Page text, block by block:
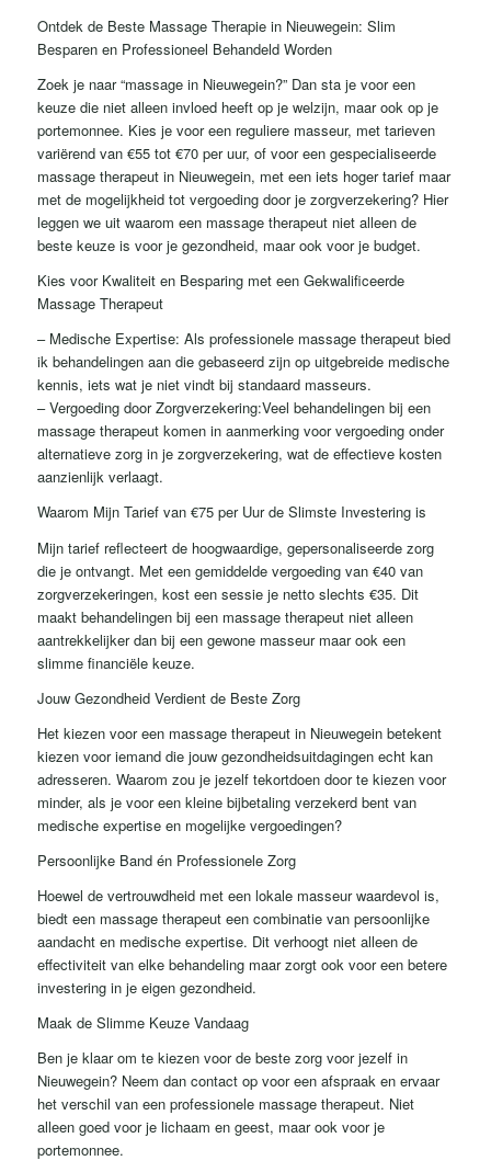
Ontdek de Beste Massage Therapie in Nieuwegein: Slim
Besparen en Professioneel Behandeld Worden
Zoek je naar “massage in Nieuwegein?” Dan sta je voor een
keuze die niet alleen invloed heeft op je welzijn, maar ook op je
portemonnee. Kies je voor een reguliere masseur, met tarieven
variërend van €55 tot €70 per uur, of voor een gespecialiseerde
massage therapeut in Nieuwegein, met een iets hoger tarief maar
met de mogelijkheid tot vergoeding door je zorgverzekering? Hier
leggen we uit waarom een massage therapeut niet alleen de
beste keuze is voor je gezondheid, maar ook voor je budget.
Kies voor Kwaliteit en Besparing met een Gekwalificeerde
Massage Therapeut
– Medische Expertise: Als professionele massage therapeut bied
ik behandelingen aan die gebaseerd zijn op uitgebreide medische
kennis, iets wat je niet vindt bij standaard masseurs.
– Vergoeding door Zorgverzekering:Veel behandelingen bij een
massage therapeut komen in aanmerking voor vergoeding onder
alternatieve zorg in je zorgverzekering, wat de effectieve kosten
aanzienlijk verlaagt.
Waarom Mijn Tarief van €75 per Uur de Slimste Investering is
Mijn tarief reflecteert de hoogwaardige, gepersonaliseerde zorg
die je ontvangt. Met een gemiddelde vergoeding van €40 van
zorgverzekeringen, kost een sessie je netto slechts €35. Dit
maakt behandelingen bij een massage therapeut niet alleen
aantrekkelijker dan bij een gewone masseur maar ook een
slimme financiële keuze.
Jouw Gezondheid Verdient de Beste Zorg
Het kiezen voor een massage therapeut in Nieuwegein betekent
kiezen voor iemand die jouw gezondheidsuitdagingen echt kan
adresseren. Waarom zou je jezelf tekortdoen door te kiezen voor
minder, als je voor een kleine bijbetaling verzekerd bent van
medische expertise en mogelijke vergoedingen?
Persoonlijke Band én Professionele Zorg
Hoewel de vertrouwdheid met een lokale masseur waardevol is,
biedt een massage therapeut een combinatie van persoonlijke
aandacht en medische expertise. Dit verhoogt niet alleen de
effectiviteit van elke behandeling maar zorgt ook voor een betere
investering in je eigen gezondheid.
Maak de Slimme Keuze Vandaag
Ben je klaar om te kiezen voor de beste zorg voor jezelf in
Nieuwegein? Neem dan contact op voor een afspraak en ervaar
het verschil van een professionele massage therapeut. Niet
alleen goed voor je lichaam en geest, maar ook voor je
portemonnee.